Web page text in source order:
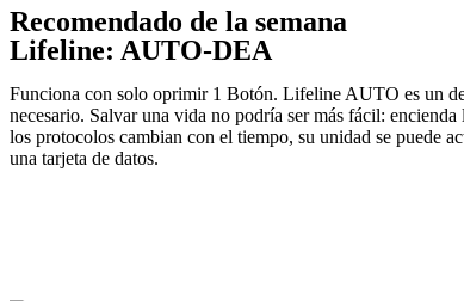
Recomendado de la semana
Lifeline: AUTO-DEA
Funciona con solo oprimir 1 Botón. Lifeline AUTO es un
necesario. Salvar una vida no podría ser más fácil:
los protocolos cambian con el tiempo, su unidad se puede
una tarjeta de datos.